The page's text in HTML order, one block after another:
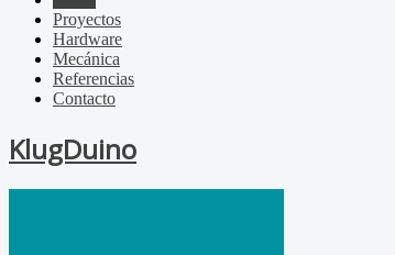
Proyectos
Hardware
Mecánica
Referencias
Contacto
KlugDuino